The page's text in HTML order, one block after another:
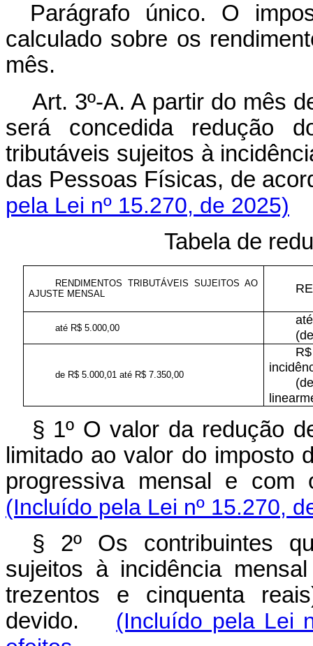
Parágrafo único. O
calculado sobre os
mês.
Art. 3º-A. A partir do mês
será concedida redução
tributáveis sujeitos à
das Pessoas Físicas, de
pela Lei nº 15.270, de 2025)
Tabela de
RENDIMENTOS TRIBUTÁVEIS SUJEITOS AO
AJUSTE MENSAL
até R$ 5.000,00
de R$ 5.000,01 até R$ 7.350,00
§ 1º O valor da redução
limitado ao valor do imposto
progressiva mensal e
(Incluído pela Lei nº 15.270,
§ 2º Os contribuintes
sujeitos à incidência
trezentos e cinquenta
devido. (Incluído pela Lei